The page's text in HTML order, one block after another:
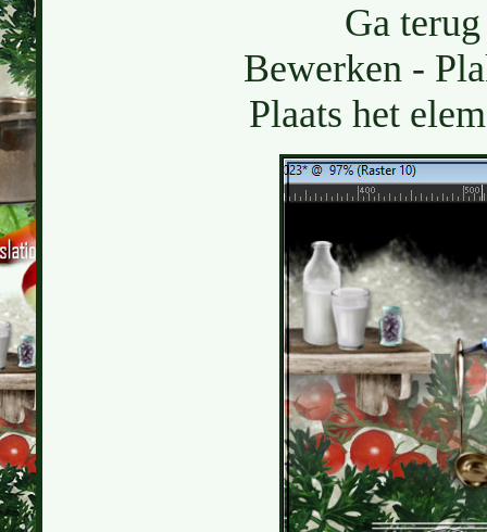
Ga
Bewerken -
Plaats het